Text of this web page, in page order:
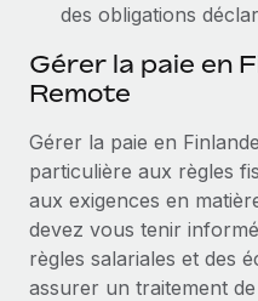
des obligations
Gérer la paie en
Remote
Gérer la paie en
particulière aux règles
aux exigences en
devez vous tenir
règles salariales et des
assurer un traitement